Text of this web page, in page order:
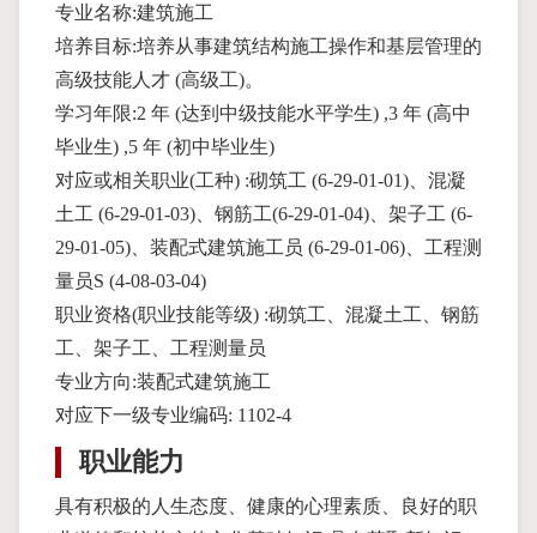
专业名称:建筑施工
培养目标:培养从事建筑结构施工操作和基层管理的
高级技能人才 (高级工)。
学习年限:2 年 (达到中级技能水平学生) ,3 年 (高中
毕业生) ,5 年 (初中毕业生)
对应或相关职业(工种) :砌筑工 (6-29-01-01)、混凝
土工 (6-29-01-03)、钢筋工(6-29-01-04)、架子工 (6-
29-01-05)、装配式建筑施工员 (6-29-01-06)、工程测
量员S (4-08-03-04)
职业资格(职业技能等级) :砌筑工、混凝土工、钢筋
工、架子工、工程测量员
专业方向:装配式建筑施工
对应下一级专业编码: 1102-4
职业能力
具有积极的人生态度、健康的心理素质、良好的职